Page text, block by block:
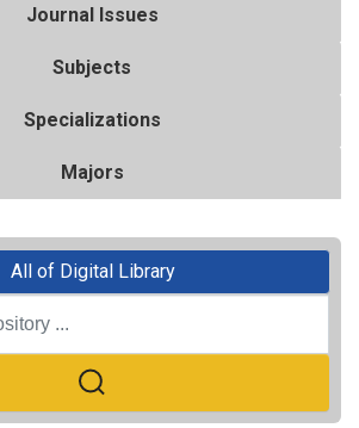
Journal Issues
Subjects
Specializations
Majors
All of Digital Library